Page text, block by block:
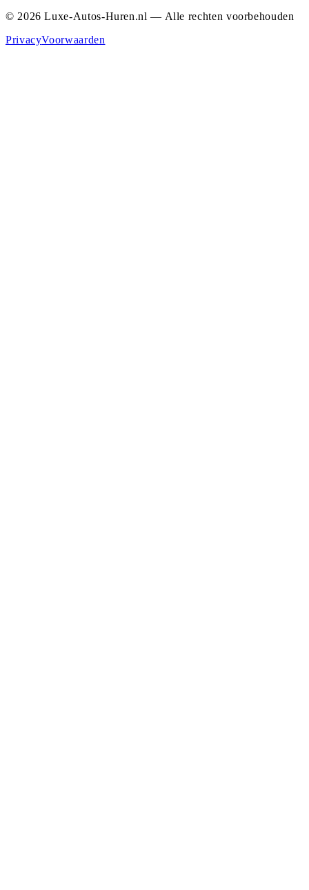
© 2026 Luxe-Autos-Huren.nl — Alle rechten voorbehouden
PrivacyVoorwaarden